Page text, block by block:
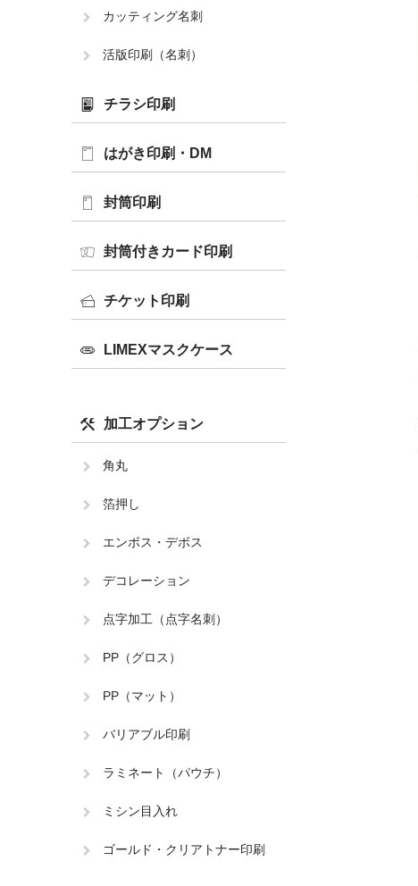
カッティング名刺
活版印刷（名刺）
チラシ印刷
はがき印刷・DM
封筒印刷
封筒付きカード印刷
チケット印刷
LIMEXマスクケース
加工オプション
角丸
箔押し
エンボス・デボス
デコレーション
点字加工（点字名刺）
PP（グロス）
PP（マット）
バリアブル印刷
ラミネート（パウチ）
ミシン目入れ
ゴールド・クリアトナー印刷